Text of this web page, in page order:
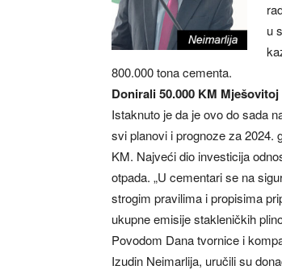
u
800.000 tona cementa.
Donirali 50.000 KM
Istaknuto je da je ovo do sada
svi planovi i prognoze za 2024.
KM. Najveći dio investicija
otpada. „U cementari se na
strogim pravilima i propisima
ukupne emisije stakleničkih
Povodom Dana tvornice i
Izudin Neimarlija, uručili su